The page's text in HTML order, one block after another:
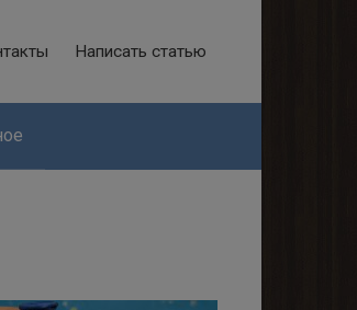
Написать статью